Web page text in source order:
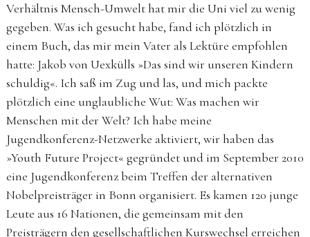
Verhältnis Mensch-Umwelt hat mir die Uni viel zu wenig
gegeben. Was ich gesucht habe, fand ich plötzlich in
einem Buch, das mir mein Vater als Lektüre empfohlen
hatte: Jakob von Uexkülls »Das sind wir unseren Kindern
schuldig«. Ich saß im Zug und las, und mich packte
plötzlich eine unglaubliche Wut: Was machen wir
Menschen mit der Welt? Ich habe meine
Jugendkonferenz-Netzwerke aktiviert, wir haben das
»Youth Future Project« gegründet und im September 2010
eine Jugendkonferenz beim Treffen der alternativen
Nobelpreisträger in Bonn organisiert. Es kamen 120 junge
Leute aus 16 Nationen, die gemeinsam mit den
Preisträgern den gesellschaftlichen Kurswechsel erreichen